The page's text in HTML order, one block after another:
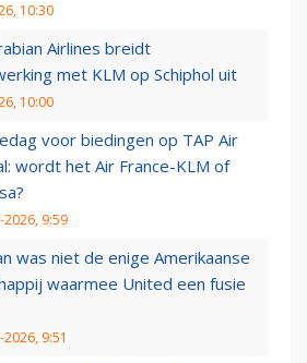
10:30
Airlines breidt
met KLM op Schiphol uit
10:00
voor biedingen op TAP Air
wordt het Air France-KLM of
2026, 9:59
was niet de enige Amerikaanse
waarmee United een fusie
9:51